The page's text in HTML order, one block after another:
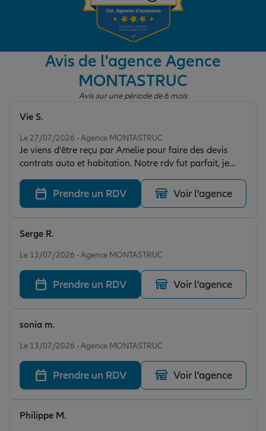
Garantie des accidents de la vie
Assurance scolaire
Retraite
Tous nos devis d'assurance
Avis de l'agence Agence
MONTASTRUC
Avis sur une période de 6 mois
Le 27/07/2026 - Agence MONTASTRUC
Je viens d'être reçu par Amelie pour faire des devis
contrats auto et habitation. Notre rdv fut parfait, je
recommande très pro et très bon accueil.
Vie S.
Prendre un RDV Voir l'agence
Le 13/07/2026 - Agence MONTASTRUC
Serge R.
Prendre un RDV Voir l'agence
Le 13/07/2026 - Agence MONTASTRUC
sonia m.
Prendre un RDV Voir l'agence
Philippe M.